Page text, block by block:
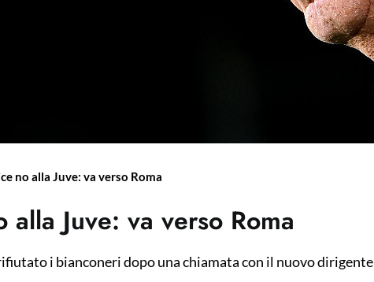
no alla Juve: va verso Roma
Juve: va verso Roma
i bianconeri dopo una chiamata con il nuovo dirigente